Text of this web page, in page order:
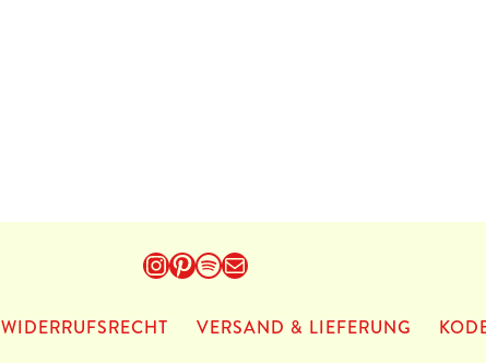
Instagram
Pinterest
Spotify
E-Mail
WIDERRUFSRECHT VERSAND & LIEFERUNG